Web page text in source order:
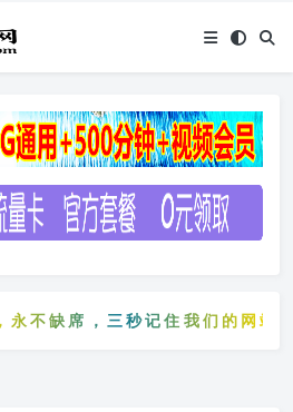
不缺席，三秒记住我们的网站
永不缺席，三秒记住我们的网